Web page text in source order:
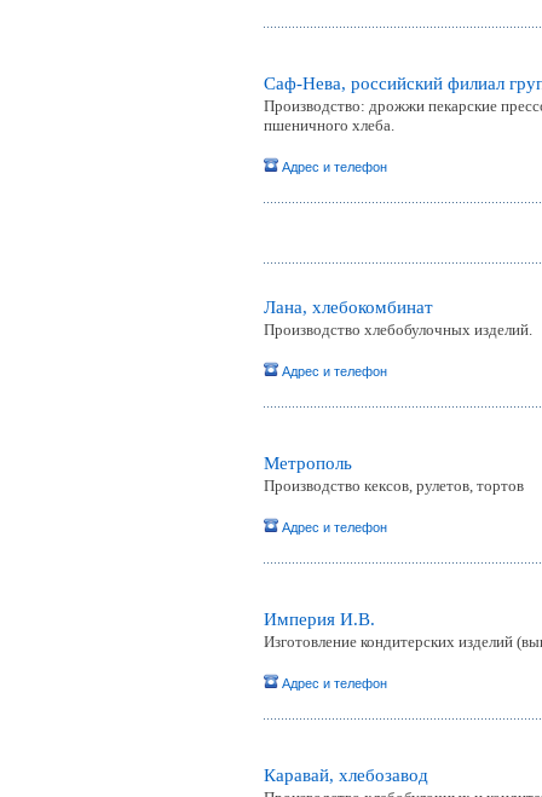
Саф-Нева, российский филиал
Производство: дрожжи пекарские
пшеничного хлеба.
Адрес и телефон
Лана, хлебокомбинат
Производство хлебобулочных изделий.
Адрес и телефон
Метрополь
Производство кексов, рулетов, тортов
Адрес и телефон
Империя И.В.
Изготовление кондитерских изделий
Адрес и телефон
Каравай, хлебозавод